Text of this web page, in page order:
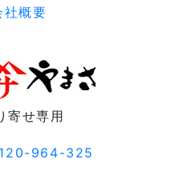
概要
寄せ専用
964-325